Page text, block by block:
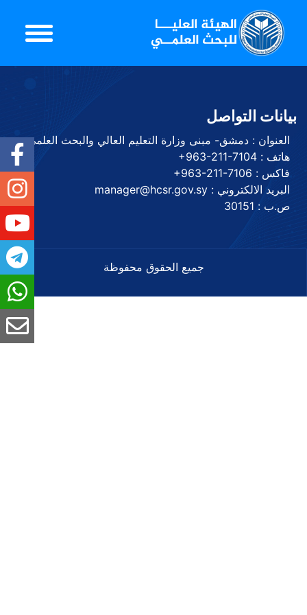
بيانات التواصل
العنوان : دمشق- مبنى وزارة التعليم العالي والبحث العلمي
هاتف : +963-211-7104
فاكس : +963-211-7106
البريد الالكتروني : manager@hcsr.gov.sy
ص.ب : 30151
جميع الحقوق محفوظة